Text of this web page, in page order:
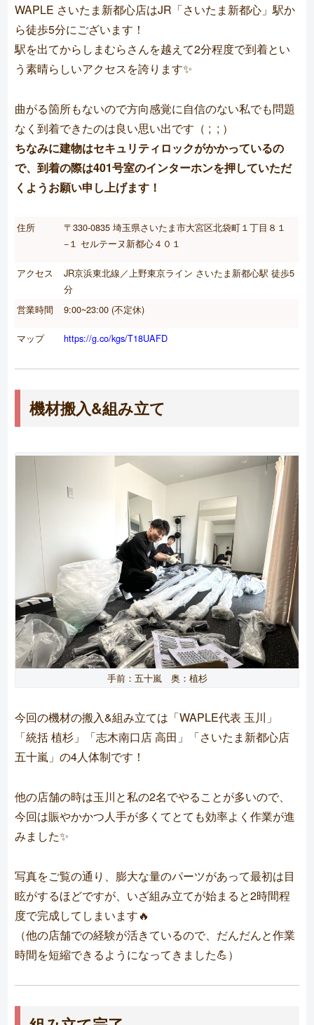
WAPLE さいたま新都心店はJR「さいたま新都心」駅か
ら徒歩5分にございます！
駅を出てからしまむらさんを越えて2分程度で到着とい
う素晴らしいアクセスを誇ります✨
曲がる箇所もないので方向感覚に自信のない私でも問題
なく到着できたのは良い思い出です（ ; ; ）
ちなみに建物はセキュリティロックがかかっているの
で、到着の際は401号室のインターホンを押していただ
くようお願い申し上げます！
住所
〒330-0835 埼玉県さいたま市大宮区北袋町１丁目８１
−１ セルテーヌ新都心４０１
アクセス
JR京浜東北線／上野東京ライン さいたま新都心駅 徒歩5
分
営業時間
9:00~23:00 (不定休)
マップ https://g.co/kgs/T18UAFD
機材搬入&組み立て
手前：五十嵐 奥：植杉
今回の機材の搬入&組み立ては「WAPLE代表 玉川」
「統括 植杉」「志木南口店 高田」「さいたま新都心店
五十嵐」の4人体制です！
他の店舗の時は玉川と私の2名でやることが多いので、
今回は賑やかかつ人手が多くてとても効率よく作業が進
みました✨
写真をご覧の通り、膨大な量のパーツがあって最初は目
眩がするほどですが、いざ組み立てが始まると2時間程
度で完成してしまいます🔥
（他の店舗での経験が活きているので、だんだんと作業
時間を短縮できるようになってきました💪）